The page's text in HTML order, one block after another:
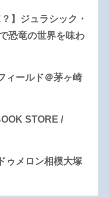
】ジュラシック・
恐竜の世界を味わ
ィールド＠茅ヶ崎
STORE /
ゥメロン相模大塚